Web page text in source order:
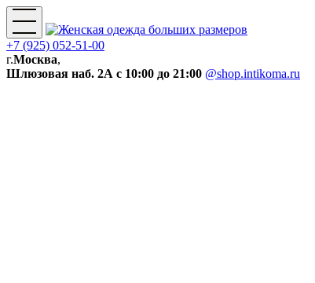
+7 (925) 052-51-00
г.Москва,
Шлюзовая наб. 2А с 10:00 до 21:00 @shop.intikoma.ru